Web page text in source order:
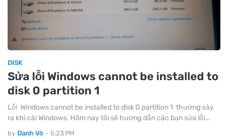
DISK
Sửa lỗi Windows cannot be installed to
disk 0 partition 1
Lỗi Windows cannot be installed to disk 0 partition 1 thường sảy
ra khi cài Windows. Hôm nay tôi sẽ hướng dẫn các bạn sửa lỗi…
by Danh Võ - 5:23 PM